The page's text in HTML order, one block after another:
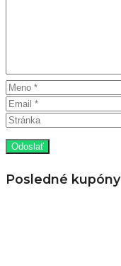
Posledné kupóny